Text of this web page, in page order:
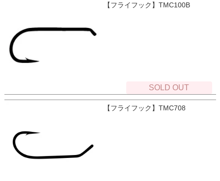
【フライフック】TMC100B
SOLD OUT
【フライフック】TMC708